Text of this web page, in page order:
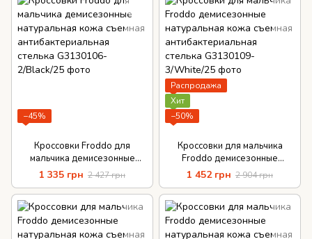
−45%
Кроссовки Froddo для
мальчика демисезонные
натуральная кожа съемная
антибактериальная стелька
1 335 грн 2 427 грн
Распродажа
Хит
−50%
Кроссовки для мальчика
Froddo демисезонные
натуральная кожа съемная
антибактериальная стелька
1 452 грн 2 904 грн